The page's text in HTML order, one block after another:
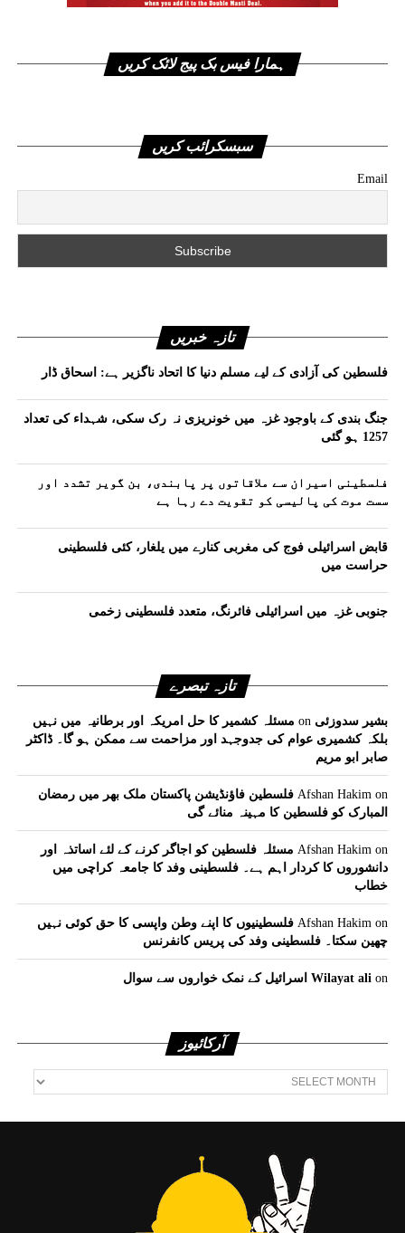
ہمارا فیس بک پیج لائک کریں
سبسکرائب کریں
Email
تازہ خبریں
فلسطین کی آزادی کے لیے مسلم دنیا کا اتحاد ناگزیر ہے: اسحاق ڈار
جنگ بندی کے باوجود غزہ میں خونریزی نہ رک سکی، شہداء کی تعداد
1257 ہو گئی
فلسطینی اسیران سے ملاقاتوں پر پابندی، بن گویر تشدد اور
سست موت کی پالیسی کو تقویت دے رہا ہے
قابض اسرائیلی فوج کی مغربی کنارے میں یلغار، کئی فلسطینی
حراست میں
جنوبی غزہ میں اسرائیلی فائرنگ، متعدد فلسطینی زخمی
تازہ تبصرے
بشیر سدوزئی
مسئلہ کشمیر کا حل امریکہ اور برطانیہ میں نہیں
بلکہ کشمیری عوام کی جدوجہد اور مزاحمت سے ممکن ہو گا۔ ڈاکٹر
صابر ابو مریم
Afshan Hakim on
فلسطین فاؤنڈیشن پاکستان ملک بھر میں رمضان
المبارک کو فلسطین کا مہینہ منائے گی
Afshan Hakim on
مسئلہ فلسطین کو اجاگر کرنے کے لئے اساتذہ اور
دانشوروں کا کردار اہم ہے۔ فلسطینی وفد کا جامعہ کراچی میں
خطاب
Afshan Hakim on
فلسطینیوں کا اپنے وطن واپسی کا حق کوئی نہیں
چھین سکتا۔ فلسطینی وفد کی پریس کانفرنس
Wilayat ali on اسرائیل کے نمک خواروں سے سوال
آرکائیوز
آرکائیوز